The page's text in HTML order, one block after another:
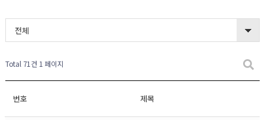
전체
Total 71건 1 페이지
번호 제목